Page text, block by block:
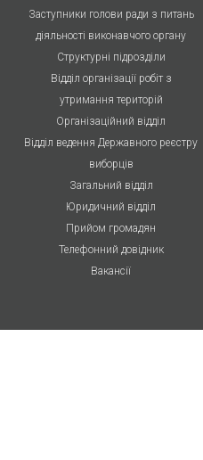
Заступники голови ради з питань
діяльності виконавчого органу
Структурні підрозділи
Відділ організації робіт з
утримання територій
Організаційний відділ
Відділ ведення Державного реєстру
виборців
Загальний відділ
Юридичний відділ
Прийом громадян
Телефонний довідник
Вакансії